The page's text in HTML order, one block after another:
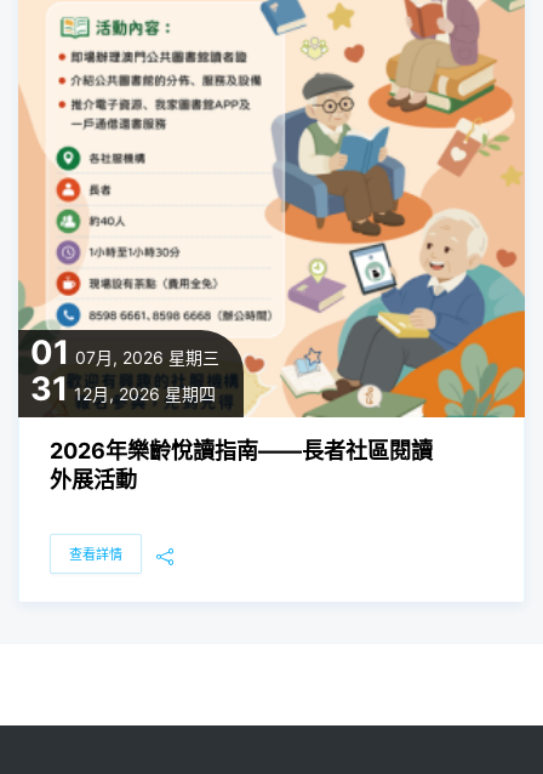
01 07月, 2026 星期三
31 12月, 2026 星期四
2026年樂齡悅讀指南——長者社區閱讀
外展活動
查看詳情